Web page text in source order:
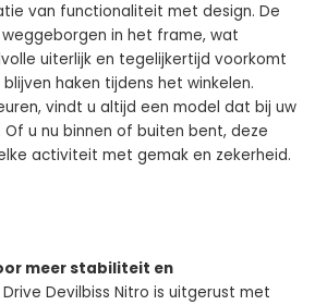
van functionaliteit met design. De
in het frame, wat
uiterlijk en tegelijkertijd voorkomt
haken tijdens het winkelen.
vindt u altijd een model dat bij uw
u nu binnen of buiten bent, deze
activiteit met gemak en zekerheid.
meer stabiliteit en
Drive Devilbiss Nitro is uitgerust met